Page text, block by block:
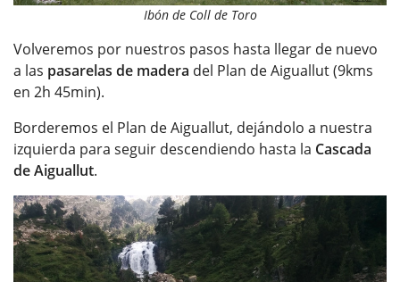
Ibón de Coll de Toro
Volveremos por nuestros pasos hasta llegar de nuevo
a las pasarelas de madera del Plan de Aiguallut (9kms
en 2h 45min).
Borderemos el Plan de Aiguallut, dejándolo a nuestra
izquierda para seguir descendiendo hasta la Cascada
de Aiguallut.